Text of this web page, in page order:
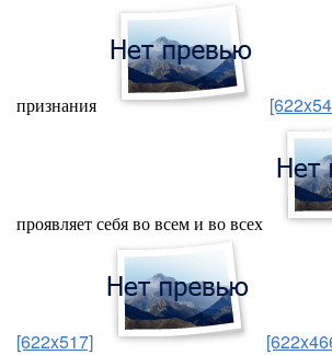
признания
проявляет себя во всем и во всех
[622x517]